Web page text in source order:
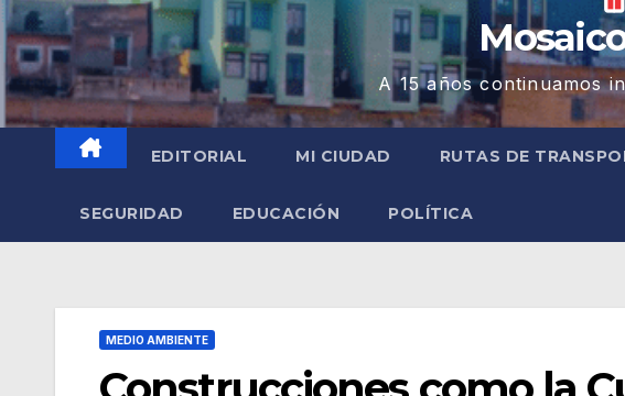
A 15 años continuamos
EDITORIAL MI CIUDAD RUTAS DE
SEGURIDAD EDUCACIÓN POLÍTICA
MEDIO AMBIENTE